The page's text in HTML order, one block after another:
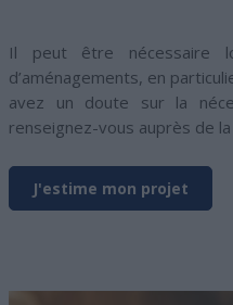
Il peut être nécessaire
d’aménagements, en
avez un doute sur la
renseignez-vous auprès de
J'estime mon projet